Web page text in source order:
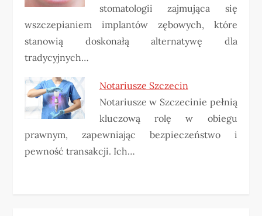
stomatologii zajmująca się
wszczepianiem implantów zębowych, które
stanowią doskonałą alternatywę dla
tradycyjnych…
Notariusze Szczecin
Notariusze w Szczecinie pełnią
kluczową rolę w obiegu
prawnym, zapewniając bezpieczeństwo i
pewność transakcji. Ich…